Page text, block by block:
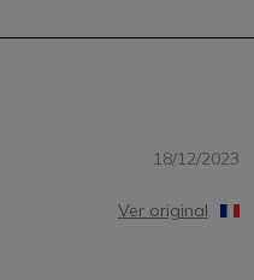
18/12/2023
Ver original